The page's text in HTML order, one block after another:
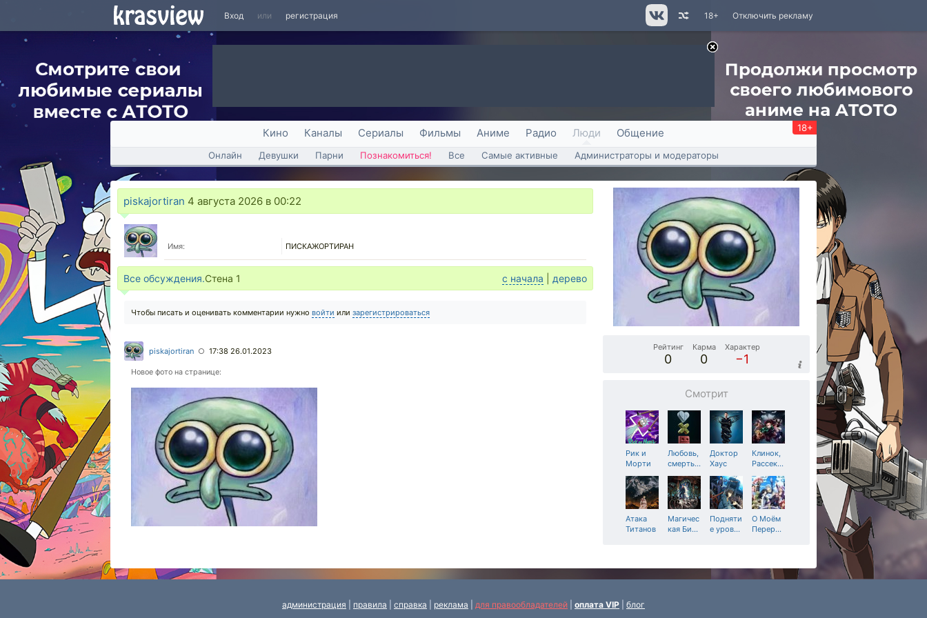
Вход или регистрация Отключить рекламу
18+
Кино Каналы Сериалы Фильмы Аниме Радио Люди Общение 18+
Онлайн Девушки Парни Познакомиться! Все Самые активные Администраторы и модераторы
piskajortiran 4 августа 2026 в 00:22
Имя: ПИСКАЖОРТИРАН
Все обсуждения.Стена 1 с начала дерево
Чтобы писать и оценивать комментарии нужно войти или зарегистрироваться
piskajortiran ○ 17:38 26.01.2023
Новое фото на странице:
Рейтинг
0
Карма
0
Характер
−1
Смотрит
Рик и
Морти
Любовь,
смерть…
Доктор
Хаус
Клинок,
Рассек…
Атака
Титанов
Магичес
кая Би…
Подняти
е уров…
О Моём
Перер…
администрация правила справка реклама для правообладателей оплата VIP блог